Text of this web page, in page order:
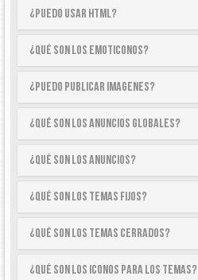
¿Puedo usar HTML?
¿Qué son los emoticonos?
¿Puedo publicar imagenes?
¿Qué son los anuncios globales?
¿Qué son los anuncios?
¿Qué son los temas fijos?
¿Qué son los temas cerrados?
¿Qué son los iconos para los temas?